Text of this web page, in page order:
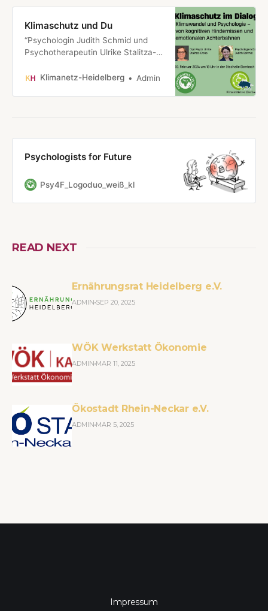
Klimaschutz und Du
“Psychologin Judith Schmid und
Psychotherapeutin Ulrike Stalitza-
Februar, um 18 Uhr in der Stadthalle
die damit verbundene Forderung
Klimanetz-Heidelberg Admin
Psychologists for Future
Psy4F_Logoduo_weiß_kl
READ NEXT
Ernährungsrat Heidelberg e.V.
ADMIN SEP 20, 2025
WÖK Werkstatt Ökonomie
ADMIN MAR 11, 2025
Ökostadt Rhein-Neckar e.V.
ADMIN MAR 5, 2025
Impressum